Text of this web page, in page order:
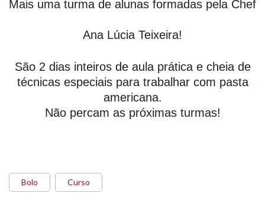
Mais uma turma de alunas formadas pela Chef
Ana Lúcia Teixeira!
São 2 dias inteiros de aula prática e cheia de
técnicas especiais para trabalhar com pasta
americana.
Não percam as próximas turmas!
Bolo Curso